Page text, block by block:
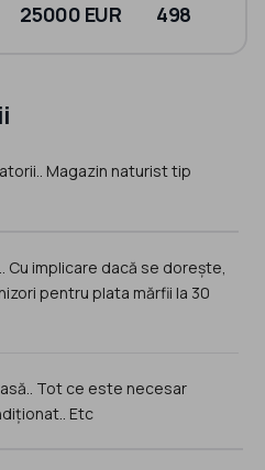
25000 EUR 498
Magazin naturist tip
Cu implicare dacă se dorește,
pentru plata mărfii la 30
Tot ce este necesar
Etc